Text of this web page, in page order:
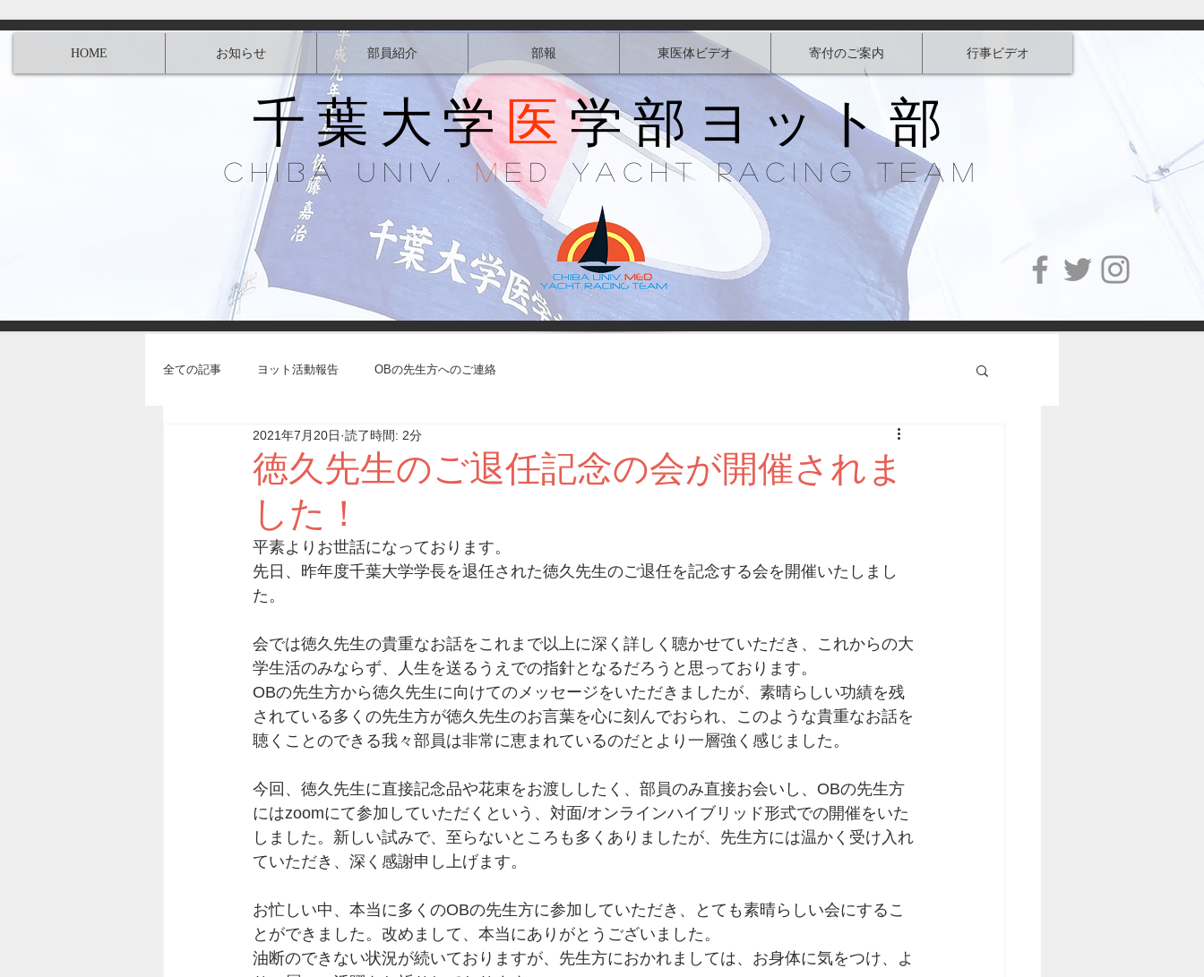
HOME お知らせ 部員紹介 部報 東医体ビデオ 寄付のご案内 行事ビデオ
千葉大学医学部ヨット部
Chiba Univ. Med Yacht Racing Team
全ての記事 ヨット活動報告 OBの先生方へのご連絡
徳久先生のご退任記念の会が開催されま
した！
2021年7月20日 読了時間: 2分
平素よりお世話になっております。
先日、昨年度千葉大学学長を退任された徳久先生のご退任を記念する会を開催いたしまし
た。
会では徳久先生の貴重なお話をこれまで以上に深く詳しく聴かせていただき、これからの大
学生活のみならず、人生を送るうえでの指針となるだろうと思っております。
OBの先生方から徳久先生に向けてのメッセージをいただきましたが、素晴らしい功績を残
されている多くの先生方が徳久先生のお言葉を心に刻んでおられ、このような貴重なお話を
聴くことのできる我々部員は非常に恵まれているのだとより一層強く感じました。
今回、徳久先生に直接記念品や花束をお渡ししたく、部員のみ直接お会いし、OBの先生方
にはzoomにて参加していただくという、対面/オンラインハイブリッド形式での開催をいた
しました。新しい試みで、至らないところも多くありましたが、先生方には温かく受け入れ
ていただき、深く感謝申し上げます。
お忙しい中、本当に多くのOBの先生方に参加していただき、とても素晴らしい会にするこ
とができました。改めまして、本当にありがとうございました。
油断のできない状況が続いておりますが、先生方におかれましては、お身体に気をつけ、よ